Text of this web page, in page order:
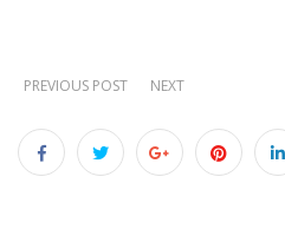
PREVIOUS POST NEXT